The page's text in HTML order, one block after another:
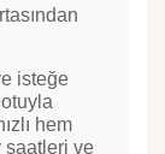
isteğe
hem
saatleri ve